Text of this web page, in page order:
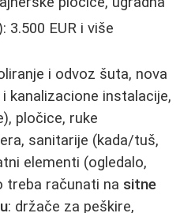
3.500 EUR i više
i odvoz šuta, nova
kanalizacione instalacije,
pločice, ruke
sanitarije (kada/tuš,
elementi (ogledalo,
treba računati na sitne
: držače za peškire,